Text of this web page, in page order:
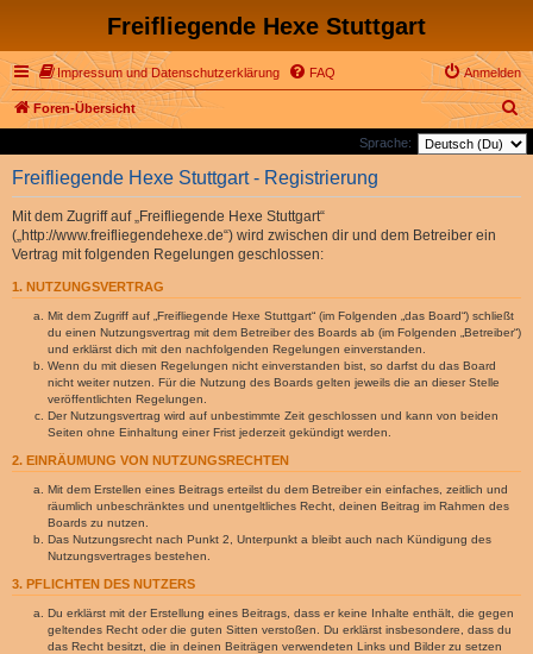
Freifliegende Hexe Stuttgart
Impressum und Datenschutzerklärung FAQ Anmelden
Foren-Übersicht
S
u
Sprache:
Freifliegende Hexe Stuttgart - Registrierung
Mit dem Zugriff auf „Freifliegende Hexe Stuttgart“
(„http://www.freifliegendehexe.de“) wird zwischen dir und dem Betreiber ein
Vertrag mit folgenden Regelungen geschlossen:
1. NUTZUNGSVERTRAG
Mit dem Zugriff auf „Freifliegende Hexe Stuttgart“ (im Folgenden „das Board“) schließt
du einen Nutzungsvertrag mit dem Betreiber des Boards ab (im Folgenden „Betreiber“)
und erklärst dich mit den nachfolgenden Regelungen einverstanden.
Wenn du mit diesen Regelungen nicht einverstanden bist, so darfst du das Board
nicht weiter nutzen. Für die Nutzung des Boards gelten jeweils die an dieser Stelle
veröffentlichten Regelungen.
Der Nutzungsvertrag wird auf unbestimmte Zeit geschlossen und kann von beiden
Seiten ohne Einhaltung einer Frist jederzeit gekündigt werden.
2. EINRÄUMUNG VON NUTZUNGSRECHTEN
Mit dem Erstellen eines Beitrags erteilst du dem Betreiber ein einfaches, zeitlich und
räumlich unbeschränktes und unentgeltliches Recht, deinen Beitrag im Rahmen des
Boards zu nutzen.
Das Nutzungsrecht nach Punkt 2, Unterpunkt a bleibt auch nach Kündigung des
Nutzungsvertrages bestehen.
3. PFLICHTEN DES NUTZERS
Du erklärst mit der Erstellung eines Beitrags, dass er keine Inhalte enthält, die gegen
geltendes Recht oder die guten Sitten verstoßen. Du erklärst insbesondere, dass du
das Recht besitzt, die in deinen Beiträgen verwendeten Links und Bilder zu setzen